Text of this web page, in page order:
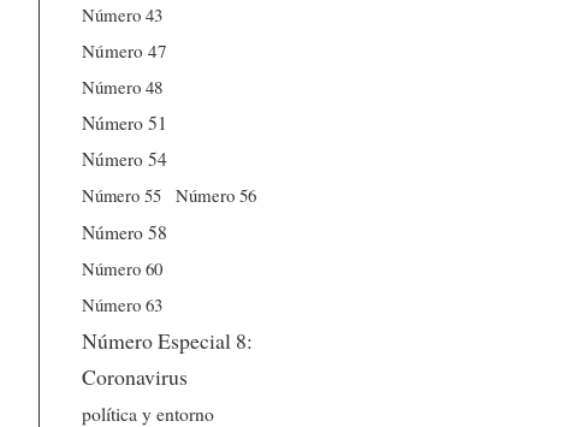
Número 43
Número 47
Número 48
Número 51
Número 54
Número 55
Número 56
Número 58
Número 60
Número 63
Número Especial 8:
Coronavirus
política y entorno